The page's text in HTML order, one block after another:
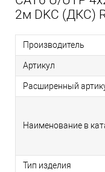
2м DKC (ДКС)
Производитель
Артикул
Расширенный
Наименование в
Тип изделия